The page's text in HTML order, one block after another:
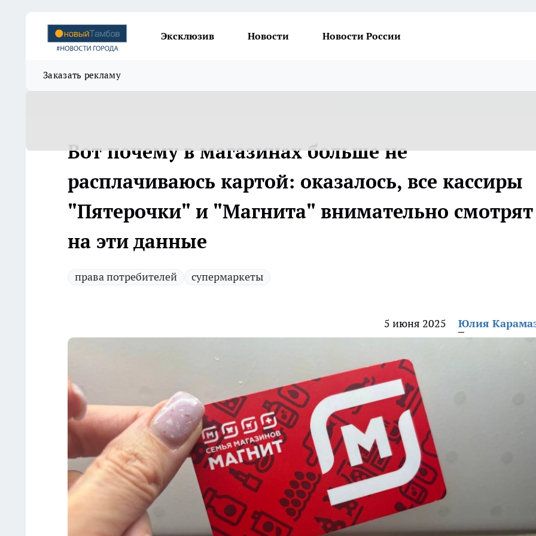
Эксклюзив Новости Новости России
Заказать рекламу
Вот почему в магазинах больше не
расплачиваюсь картой: оказалось, все кассиры
"Пятерочки" и "Магнита" внимательно смотрят
на эти данные
права потребителей супермаркеты
5 июня 2025 Юлия